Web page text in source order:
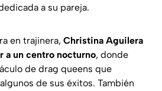
a su pareja.
en trajinera, Christina Aguilera
a un centro nocturno, donde
de drag queens que
de sus éxitos. También